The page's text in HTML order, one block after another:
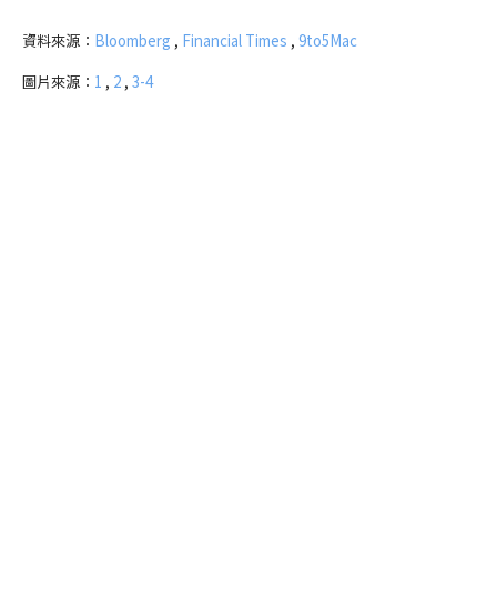
資料來源： Bloomberg , Financial Times , 9to5Mac
圖片來源： 1 , 2 , 3-4